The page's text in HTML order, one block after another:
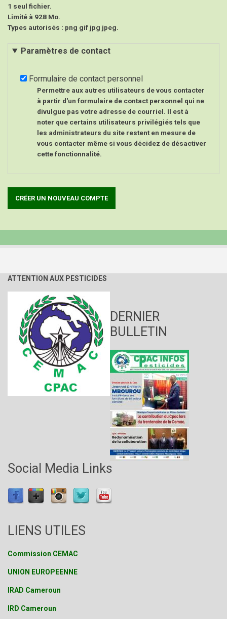
1 seul fichier.
Limité à 928 Mo.
Types autorisés : png gif jpg jpeg.
Paramètres de contact
Formulaire de contact personnel
Permettre aux autres utilisateurs de vous contacter
à partir d'un formulaire de contact personnel qui ne
divulgue pas votre adresse de courriel. Il est à
noter que certains utilisateurs privilégiés tels que
les administrateurs du site restent en mesure de
vous contacter même si vous décidez de désactiver
cette fonctionnalité.
ATTENTION AUX PESTICIDES
DERNIER
BULLETIN
Social Media Links
LIENS UTILES
Commission CEMAC
UNION EUROPEENNE
IRAD Cameroun
IRD Cameroun